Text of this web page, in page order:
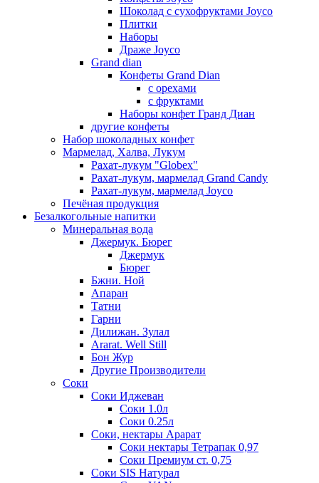
Шоколад с сухофруктами Joyco
Плитки
Наборы
Драже Joyco
Grand dian
Конфеты Grand Dian
с орехами
с фруктами
Наборы конфет Гранд Диан
другие конфеты
Набор шоколадных конфет
Мармелад, Халва, Лукум
Рахат-лукум "Globex"
Рахат-лукум, мармелад Grand Candy
Рахат-лукум, мармелад Joyco
Печёная продукция
Безалкогольные напитки
Минеральная вода
Джермук. Бюрег
Джермук
Бюрег
Бжни. Ной
Апаран
Татни
Гарни
Дилижан. Зулал
Ararat. Well Still
Бон Жур
Другие Производители
Соки
Соки Иджеван
Соки 1.0л
Соки 0.25л
Соки, нектары Арарат
Соки нектары Тетрапак 0,97
Соки Премиум ст. 0,75
Соки SIS Натурал